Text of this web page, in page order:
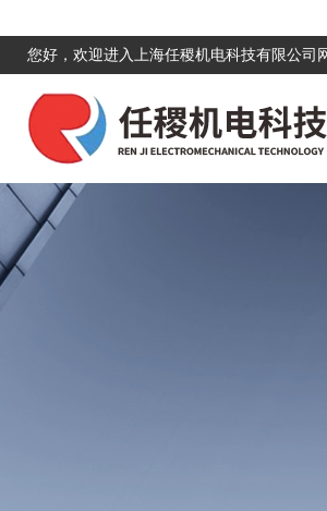
您好，欢迎进入上海任稷机电科技有限公司